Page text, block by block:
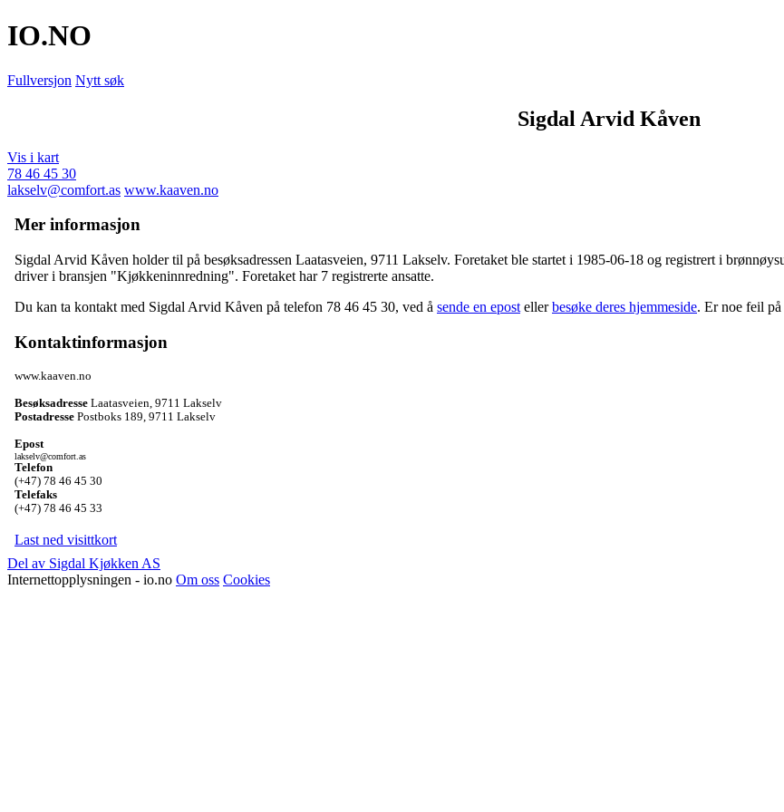
IO.NO
Fullversjon Nytt søk
Sigdal Arvid Kåven
Vis i kart
78 46 45 30
lakselv@comfort.as www.kaaven.no
Mer informasjon
Sigdal Arvid Kåven holder til på besøksadressen Laatasveien, 9711 Lakselv. Foretaket ble startet i 1985-06-18 og registrert i
driver i bransjen "Kjøkkeninnredning". Foretaket har 7 registrerte ansatte.
Du kan ta kontakt med Sigdal Arvid Kåven på telefon 78 46 45 30, ved å sende en epost ellerbesøke deres hjemmeside. Er noe feil
Kontaktinformasjon
www.kaaven.no
Besøksadresse Laatasveien 9711 Lakselv
Postadresse Postboks 189 9711 Lakselv
Epost
lakselv@comfort.as
Telefon
(+47) 78 46 45 30
Telefaks
(+47) 78 46 45 33
Last ned visittkort
Del av Sigdal Kjøkken AS
Internettopplysningen - io.no Om oss Cookies